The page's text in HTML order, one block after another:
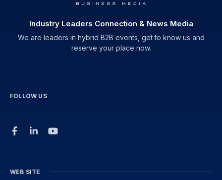
Industry Leaders Connection & News Media
We are leaders in hybrid B2B events, get to know us and
reserve your place now.
FOLLOW US
WEB SITE